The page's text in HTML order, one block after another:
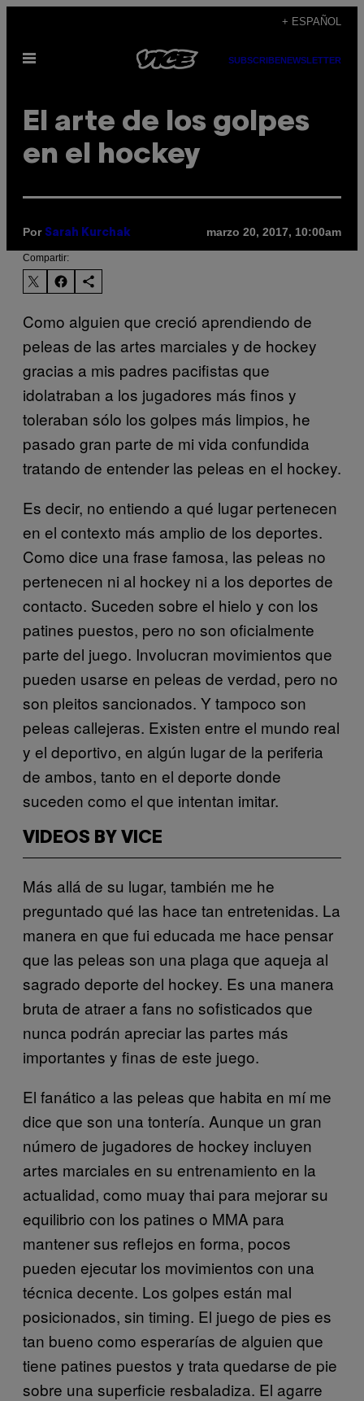
contenido
+ ESPAÑOL
Abrir
SUBSCRIBENEWSLETTER
El arte de los golpes
en el hockey
Por Sarah Kurchak marzo 20, 2017, 10:00am
Compartir:
Como alguien que creció aprendiendo de
peleas de las artes marciales y de hockey
gracias a mis padres pacifistas que
idolatraban a los jugadores más finos y
toleraban sólo los golpes más limpios, he
pasado gran parte de mi vida confundida
tratando de entender las peleas en el hockey.
Es decir, no entiendo a qué lugar pertenecen
en el contexto más amplio de los deportes.
Como dice una frase famosa, las peleas no
pertenecen ni al hockey ni a los deportes de
contacto. Suceden sobre el hielo y con los
patines puestos, pero no son oficialmente
parte del juego. Involucran movimientos que
pueden usarse en peleas de verdad, pero no
son pleitos sancionados. Y tampoco son
peleas callejeras. Existen entre el mundo real
y el deportivo, en algún lugar de la periferia
de ambos, tanto en el deporte donde
suceden como el que intentan imitar.
VIDEOS BY VICE
Más allá de su lugar, también me he
preguntado qué las hace tan entretenidas. La
manera en que fui educada me hace pensar
que las peleas son una plaga que aqueja al
sagrado deporte del hockey. Es una manera
bruta de atraer a fans no sofisticados que
nunca podrán apreciar las partes más
importantes y finas de este juego.
El fanático a las peleas que habita en mí me
dice que son una tontería. Aunque un gran
número de jugadores de hockey incluyen
artes marciales en su entrenamiento en la
actualidad, como muay thai para mejorar su
equilibrio con los patines o MMA para
mantener sus reflejos en forma, pocos
pueden ejecutar los movimientos con una
técnica decente. Los golpes están mal
posicionados, sin timing. El juego de pies es
tan bueno como esperarías de alguien que
tiene patines puestos y trata quedarse de pie
sobre una superficie resbaladiza. El agarre